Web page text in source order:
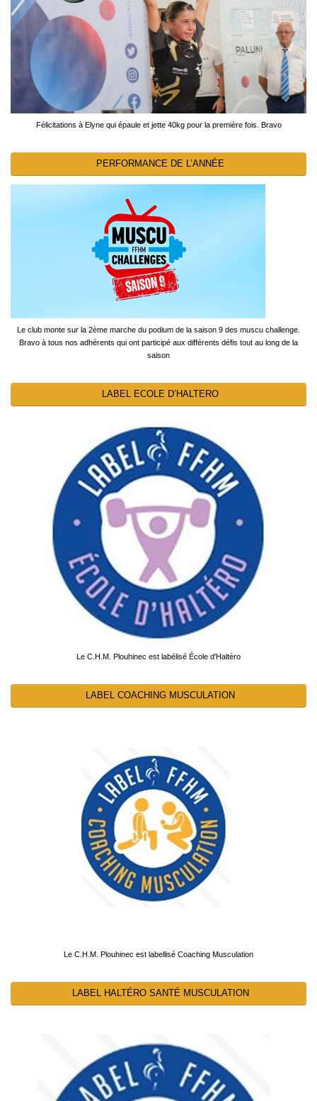
Félicitations à Elyne qui épaule et jette 40kg pour la première fois. Bravo
PERFORMANCE DE L’ANNÉE
Le club monte sur la 2ème marche du podium de la saison 9 des muscu challenge.
Bravo à tous nos adhérents qui ont participé aux différents défis tout au long de la
saison
LABEL ECOLE D’HALTERO
Le C.H.M. Plouhinec est labélisé École d'Haltéro
LABEL COACHING MUSCULATION
Le C.H.M. Plouhinec est labellisé Coaching Musculation
LABEL HALTÉRO SANTÉ MUSCULATION